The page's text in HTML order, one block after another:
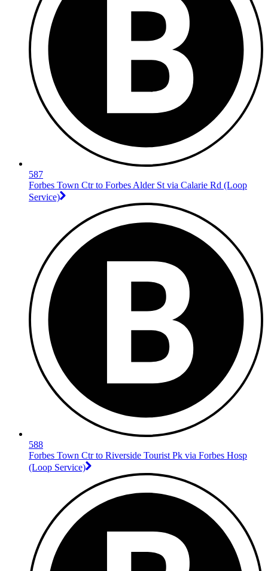
587
Forbes Town Ctr to Forbes Alder St via Calarie Rd (Loop
Service)
588
Forbes Town Ctr to Riverside Tourist Pk via Forbes Hosp
(Loop Service)